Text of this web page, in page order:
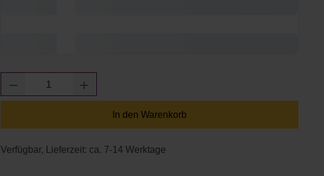
Produkt Anzahl: Gib den gewünschten Wert ein
In den Warenkorb
Verfügbar, Lieferzeit: ca. 7-14 Werktage